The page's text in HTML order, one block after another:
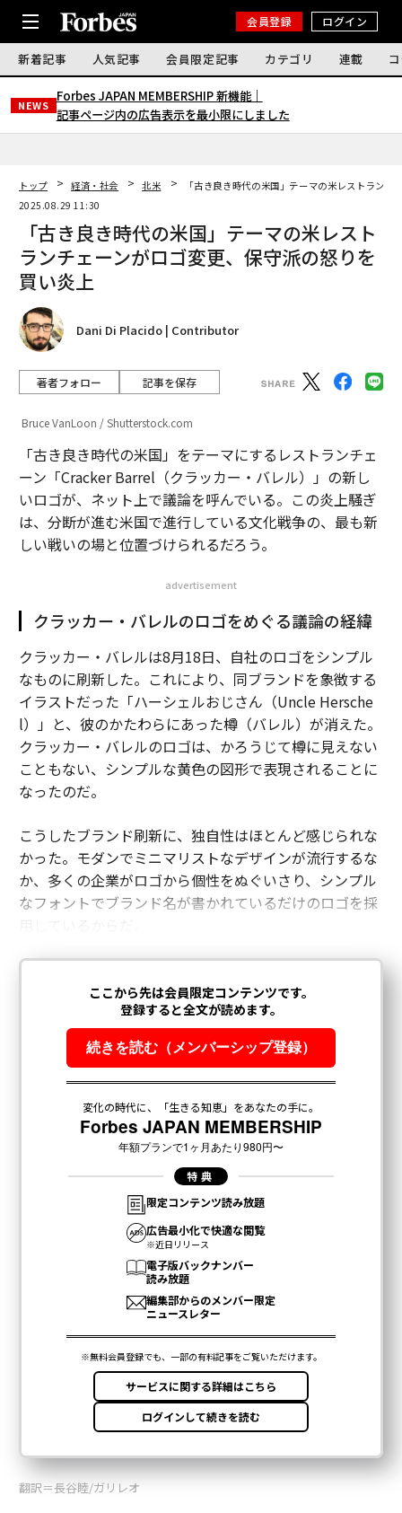
会員登録 ログイン
新着記事 人気記事 会員限定記事 カテゴリ 連載
NEWS
Forbes JAPAN MEMBERSHIP 新機能｜
記事ページ内の広告表示を最小限にしました
トップ 経済・社会 北米
「古き良き時代の米国」テーマの米レストラン
2025.08.29 11:30
「古き良き時代の米国」テーマの米レスト
ランチェーンがロゴ変更、保守派の怒りを
買い炎上
Dani Di Placido | Contributor
著者フォロー 記事を保存
Bruce VanLoon / Shutterstock.com
「古き良き時代の米国」をテーマにするレストランチェ
ーン「Cracker Barrel（クラッカー・バレル）」の新し
いロゴが、ネット上で議論を呼んでいる。この炎上騒ぎ
は、分断が進む米国で進行している文化戦争の、最も新
しい戦いの場と位置づけられるだろう。
advertisement
クラッカー・バレルのロゴをめぐる議論の経緯
クラッカー・バレルは8月18日、自社のロゴをシンプル
なものに刷新した。これにより、同ブランドを象徴する
イラストだった「ハーシェルおじさん（Uncle Hersche
l）」と、彼のかたわらにあった樽（バレル）が消えた。
クラッカー・バレルのロゴは、かろうじて樽に見えない
こともない、シンプルな黄色の図形で表現されることに
なったのだ。
こうしたブランド刷新に、独自性はほとんど感じられな
かった。モダンでミニマリストなデザインが流行するな
か、多くの企業がロゴから個性をぬぐいさり、シンプル
なフォントでブランド名が書かれているだけのロゴを採
翻訳＝長谷睦/ガリレオ